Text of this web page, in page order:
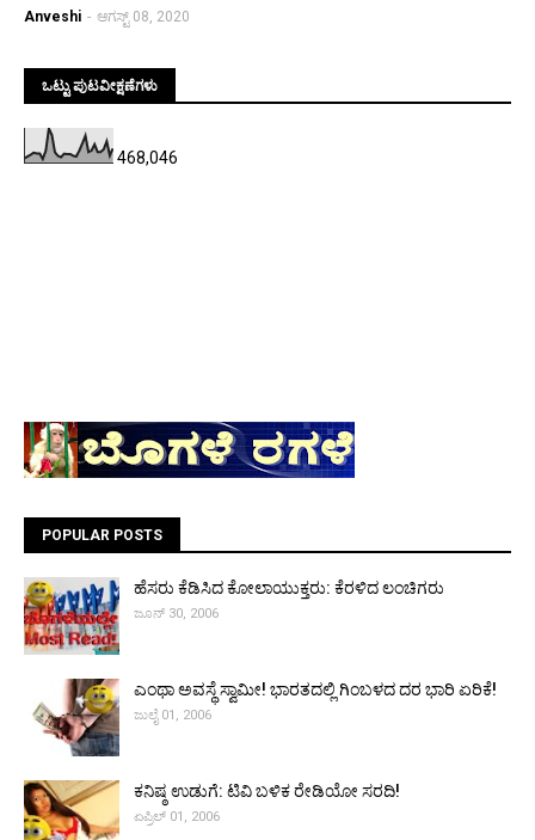
Anveshi - ಆಗಸ್ಟ್ 08, 2020
ಒಟ್ಟು ಪುಟವೀಕ್ಷಣೆಗಳು
468,046
POPULAR POSTS
ಹೆಸರು ಕೆಡಿಸಿದ ಕೋಲಾಯುಕ್ತರು: ಕೆರಳಿದ ಲಂಚಿಗರು
ಜೂನ್ 30, 2006
ಎಂಥಾ ಅವಸ್ಥೆ ಸ್ವಾಮೀ! ಭಾರತದಲ್ಲಿ ಗಿಂಬಳದ ದರ ಭಾರಿ ಏರಿಕೆ!
ಜುಲೈ 01, 2006
ಕನಿಷ್ಠ ಉಡುಗೆ: ಟಿವಿ ಬಳಿಕ ರೇಡಿಯೋ ಸರದಿ!
ಏಪ್ರಿಲ್ 01, 2006